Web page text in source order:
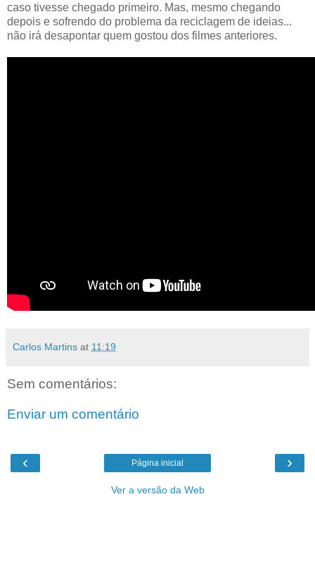
caso tivesse chegado primeiro. Mas, mesmo chegando
depois e sofrendo do problema da reciclagem de ideias...
não irá desapontar quem gostou dos filmes anteriores.
Carlos Martins at 11:19
Sem comentários:
Enviar um comentário
‹ ›
Página inicial
Ver a versão da Web